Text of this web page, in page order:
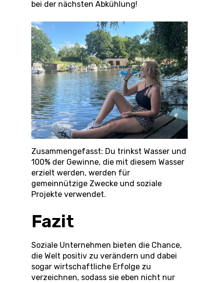
bei der nächsten Abkühlung!
Zusammengefasst: Du trinkst Wasser und
100% der Gewinne, die mit diesem Wasser
erzielt werden, werden für
gemeinnützige Zwecke und soziale
Projekte verwendet.
Fazit
Soziale Unternehmen bieten die Chance,
die Welt positiv zu verändern und dabei
sogar wirtschaftliche Erfolge zu
verzeichnen, sodass sie eben nicht nur